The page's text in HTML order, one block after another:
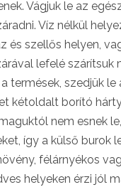
Vágjuk le az
Víz nélkül
és szellős helyen,
lefelé szárítsuk
termések, szedjük le
kétoldalt borító
nem esnek
így a külső burok
félárnyékos
helyeken érzi jól